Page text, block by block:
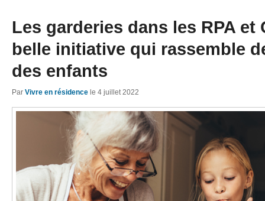
Les garderies dans les RPA et
belle initiative qui rassemble
des enfants
Par Vivre en résidence le 4 juillet 2022